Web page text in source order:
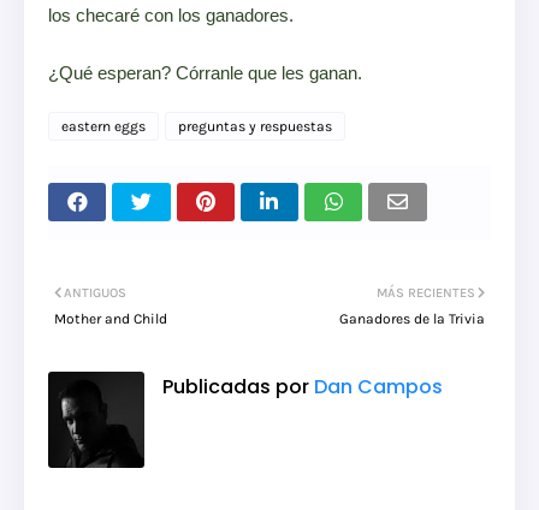
los checaré con los ganadores.
¿Qué esperan? Córranle que les ganan.
eastern eggs preguntas y respuestas
MÁS RECIENTES
Ganadores de la Trivia
ANTIGUOS
Mother and Child
Publicadas por Dan Campos